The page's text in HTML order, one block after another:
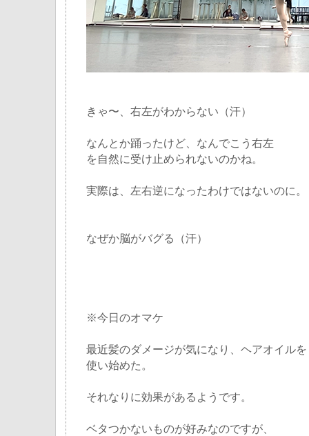
きゃ〜、右左がわからない（汗）
なんとか踊ったけど、なんでこう右左
を自然に受け止められないのかね。
実際は、左右逆になったわけではないのに。
なぜか脳がバグる（汗）
※今日のオマケ
最近髪のダメージが気になり、ヘアオイルを
使い始めた。
それなりに効果があるようです。
ベタつかないものが好みなのですが、